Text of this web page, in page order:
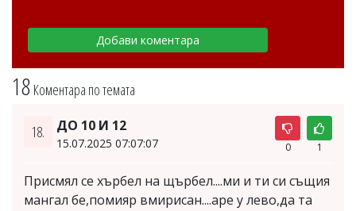
18 Коментара по темата
18. ДО 10 И 12
15.07.2025 07:07:07 0 1
Присмял се хърбел на щърбел....ми и ти си същия
мангал бе,помияр вмирисан....аре у лево,да та